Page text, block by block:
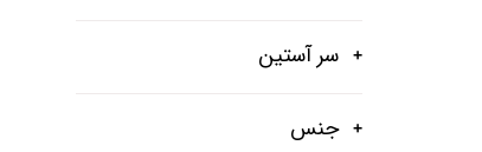
سر آستین
جنس